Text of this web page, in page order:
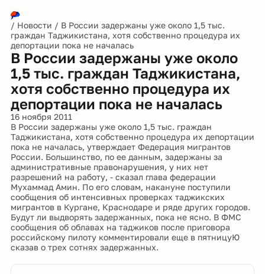
/ Новости / В России задержаны уже около 1,5 тыс.
граждан Таджикистана, хотя собственно процедура их
депортации пока не началась
В России задержаны уже около
1,5 тыс. граждан Таджикистана,
хотя собственно процедура их
депортации пока не началась
16 ноября 2011
В России задержаны уже около 1,5 тыс. граждан
Таджикистана, хотя собственно процедура их депортации
пока не началась, утверждает Федерация мигрантов
России. Большинство, по ее данным, задержаны за
административные правонарушения, у них нет
разрешений на работу, - сказал глава федерации
Мухаммад Амин. По его словам, накануне поступили
сообщения об интенсивных проверках таджикских
мигрантов в Кургане, Краснодаре и ряде других городов.
Будут ли выдворять задержанных, пока не ясно. В ФМС
сообщения об облавах на таджиков после приговора
российскому пилоту комментировали еще в пятницуЮ
сказав о трех сотнях задержанных.